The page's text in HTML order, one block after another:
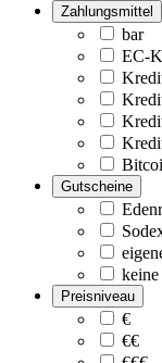
Zahlungsmittel
bar
EC-
Gutscheine
keine
Preisniveau
€
€€